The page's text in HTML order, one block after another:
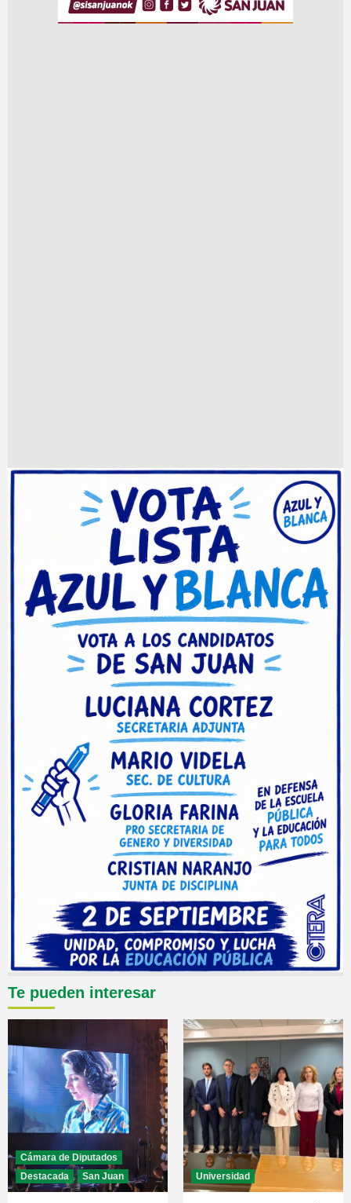
Te pueden interesar
Cámara de Diputados
Destacada
San Juan Universidad